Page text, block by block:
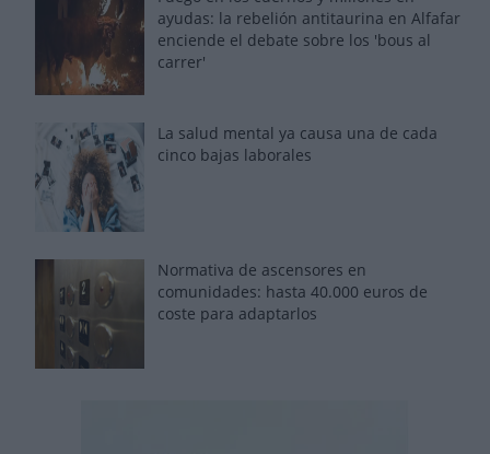
ayudas: la rebelión antitaurina en Alfafar
enciende el debate sobre los 'bous al
carrer'
La salud mental ya causa una de cada
cinco bajas laborales
Normativa de ascensores en
comunidades: hasta 40.000 euros de
coste para adaptarlos